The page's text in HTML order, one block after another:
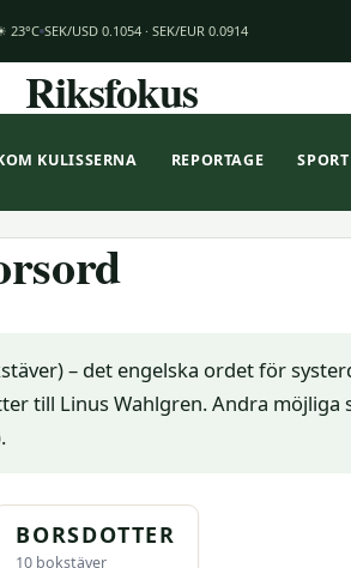
23°C SEK/USD 0.1054 · SEK/EUR 0.0914
Riksfokus
KULISSERNA REPORTAGE SPORT
– det engelska ordet för
till Linus Wahlgren. Andra möjliga
BORSDOTTER
10 bokstäver